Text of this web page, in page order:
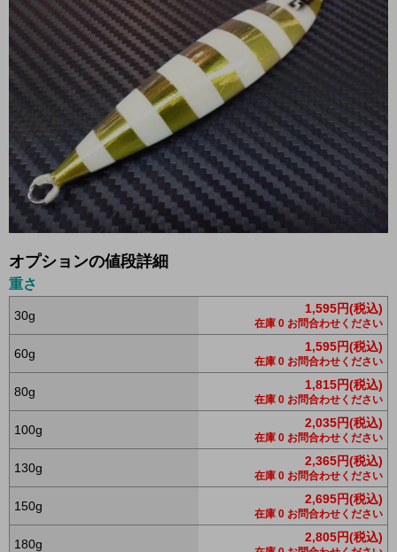
オプションの値段詳細
重さ
30g 1,595円(税込)
在庫 0 お問合わせください
60g 1,595円(税込)
在庫 0 お問合わせください
80g 1,815円(税込)
在庫 0 お問合わせください
100g 2,035円(税込)
在庫 0 お問合わせください
130g 2,365円(税込)
在庫 0 お問合わせください
150g 2,695円(税込)
在庫 0 お問合わせください
180g 2,805円(税込)